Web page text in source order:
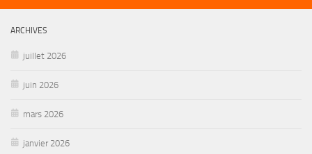
ARCHIVES
juillet 2026
juin 2026
mars 2026
janvier 2026